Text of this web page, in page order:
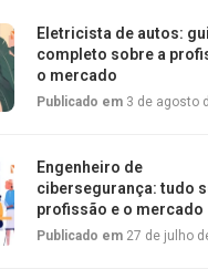
Eletricista de autos:
completo sobre a
o mercado
Publicado em 3 de agosto
Engenheiro de
cibersegurança: tudo
profissão e o mercado
Publicado em 27 de julho